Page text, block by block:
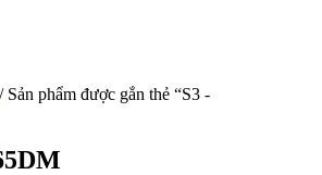
/ Sản phẩm được gắn thẻ “S3 -